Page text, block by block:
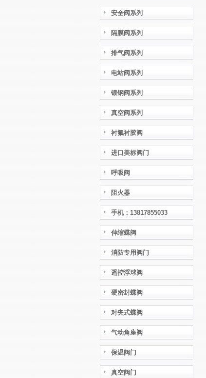
安全阀系列
隔膜阀系列
排气阀系列
电站阀系列
锻钢阀系列
真空阀系列
衬氟衬胶阀
进口美标阀门
呼吸阀
阻火器
手机：13817855033
伸缩蝶阀
消防专用阀门
遥控浮球阀
硬密封蝶阀
对夹式蝶阀
气动角座阀
保温阀门
真空阀门